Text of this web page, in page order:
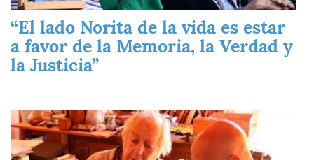
“El lado Norita de la vida es estar
a favor de la Memoria, la Verdad y
la Justicia”
Imagen